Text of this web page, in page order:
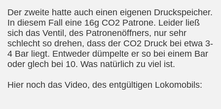
Der zweite hatte auch einen eigenen Druckspeicher.
In diesem Fall eine 16g CO2 Patrone. Leider ließ
sich das Ventil, des Patronenöffners, nur sehr
schlecht so drehen, dass der CO2 Druck bei etwa 3-
4 Bar liegt. Entweder dümpelte er so bei einem Bar
oder glech bei 10. Was natürlich zu viel ist.
Hier noch das Video, des entgültigen Lokomobils: